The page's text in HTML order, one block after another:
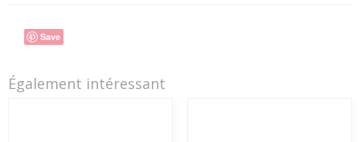
Save
Également intéressant